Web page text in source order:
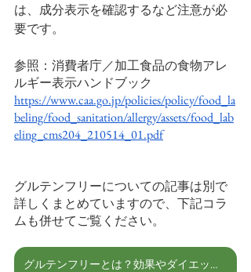
は、成分表示を確認するなど注意が必
要です。
参照：消費者庁／加工食品の食物アレ
ルギー表示ハンドブック
https://www.caa.go.jp/policies/policy/food_la
beling/food_sanitation/allergy/assets/food_lab
eling_cms204_210514_01.pdf
グルテンフリーについての記事は別で
詳しくまとめていますので、下記コラ
ムも併せてご覧ください。
グルテンフリーとは？効果やダイエットについても解説！